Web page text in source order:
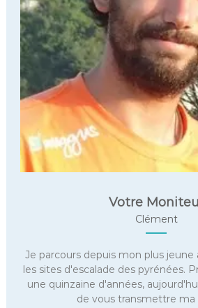
Votre
Clément
Je parcours depuis mon plus jeune
les sites d'escalade des pyrénées.
une quinzaine d'années,
de vous transmettre ma